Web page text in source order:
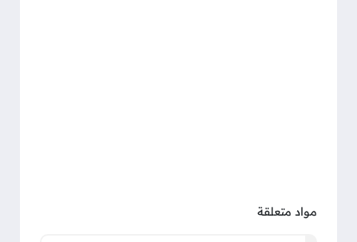
مواد متعلقة